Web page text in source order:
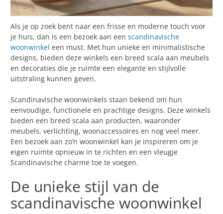
Als je op zoek bent naar een frisse en moderne touch voor
je huis, dan is een bezoek aan een scandinavische
woonwinkel een must. Met hun unieke en minimalistische
designs, bieden deze winkels een breed scala aan meubels
en decoraties die je ruimte een elegante en stijlvolle
uitstraling kunnen geven.
Scandinavische woonwinkels staan bekend om hun
eenvoudige, functionele en prachtige designs. Deze winkels
bieden een breed scala aan producten, waaronder
meubels, verlichting, woonaccessoires en nog veel meer.
Een bezoek aan zo’n woonwinkel kan je inspireren om je
eigen ruimte opnieuw in te richten en een vleugje
Scandinavische charme toe te voegen.
De unieke stijl van de
scandinavische woonwinkel